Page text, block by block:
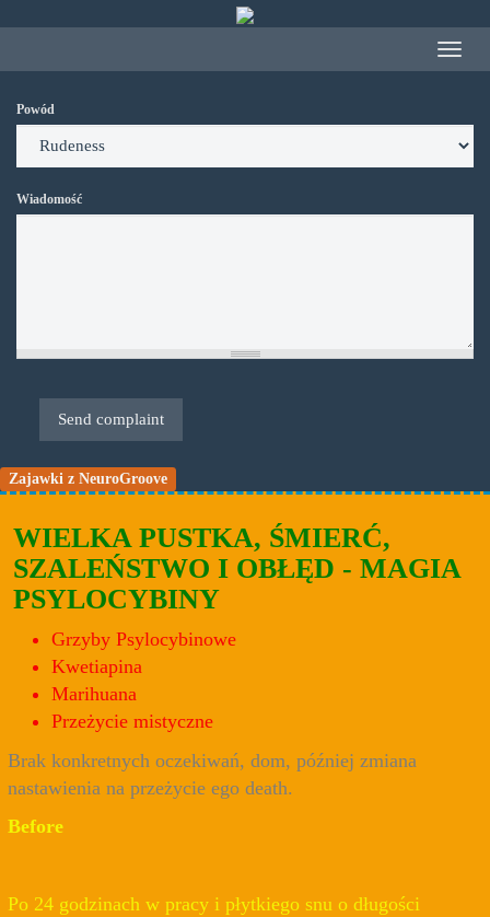
treści
Toggle
Powód
Wiadomość
Send complaint
Zajawki z NeuroGroove
WIELKA PUSTKA, ŚMIERĆ,
SZALEŃSTWO I OBŁĘD - MAGIA
PSYLOCYBINY
Grzyby Psylocybinowe
Kwetiapina
Marihuana
Przeżycie mistyczne
Brak konkretnych oczekiwań, dom, później zmiana
nastawienia na przeżycie ego death.
Before
Po 24 godzinach w pracy i płytkiego snu o długości